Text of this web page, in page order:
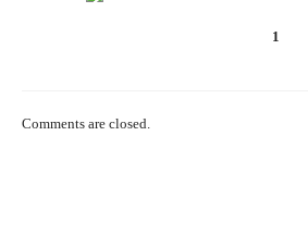
1
Comments are closed.